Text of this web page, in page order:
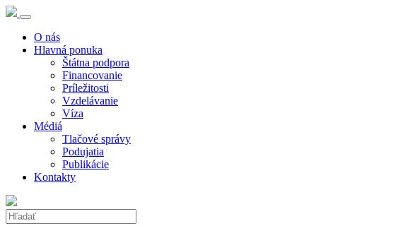
O nás
Hlavná ponuka
Štátna podpora
Financovanie
Príležitosti
Vzdelávanie
Víza
Médiá
Tlačové správy
Podujatia
Publikácie
Kontakty